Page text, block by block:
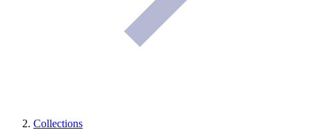
Collections